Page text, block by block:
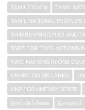
TAMIL EALAM
TAMIL
TAMIL NATIONAL PEOPLE'S
THIMBU PRINCIPLES AND
TNPF FOR ‘TWO-NATIONS
TWO-NATIONS IN ONE
UNHRC ON SRI LANKA
UNP FOR UNITARY STATE
இனப் பிரச்சினை
இனவாதம்